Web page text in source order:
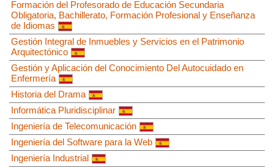
Formación del Profesorado de Educación Secundaria
Obligatoria, Bachillerato, Formación Profesional y Enseñanza
de Idiomas
Gestión Integral de Inmuebles y Servicios en el Patrimonio
Arquitectónico
Gestión y Aplicación del Conocimiento Del Autocuidado en
Enfermería
Historia del Drama
Informática Pluridisciplinar
Ingeniería de Telecomunicación
Ingeniería del Software para la Web
Ingeniería Industrial